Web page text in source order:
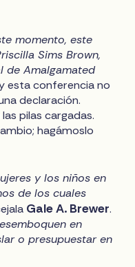
momento, este
Sims Brown,
de Amalgamated
esta conferencia no
declaración.
pilas cargadas.
hagámoslo
y los niños en
de los cuales
Gale A. Brewer.
en
o presupuestar en